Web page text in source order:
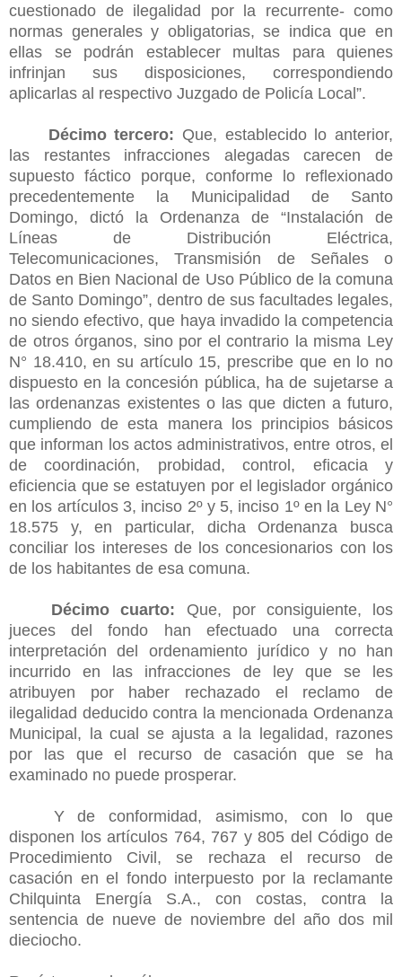
cuestionado de ilegalidad por la recurrente- como
normas generales y obligatorias, se indica que en
ellas se podrán establecer multas para quienes
infrinjan sus disposiciones, correspondiendo
aplicarlas al respectivo Juzgado de Policía Local”.
Décimo tercero: Que, establecido lo anterior,
las restantes infracciones alegadas carecen de
supuesto fáctico porque, conforme lo reflexionado
precedentemente la Municipalidad de Santo
Domingo, dictó la Ordenanza de “Instalación de
Líneas de Distribución Eléctrica,
Telecomunicaciones, Transmisión de Señales o
Datos en Bien Nacional de Uso Público de la comuna
de Santo Domingo”, dentro de sus facultades legales,
no siendo efectivo, que haya invadido la competencia
de otros órganos, sino por el contrario la misma Ley
N° 18.410, en su artículo 15, prescribe que en lo no
dispuesto en la concesión pública, ha de sujetarse a
las ordenanzas existentes o las que dicten a futuro,
cumpliendo de esta manera los principios básicos
que informan los actos administrativos, entre otros, el
de coordinación, probidad, control, eficacia y
eficiencia que se estatuyen por el legislador orgánico
en los artículos 3, inciso 2º y 5, inciso 1º en la Ley N°
18.575 y, en particular, dicha Ordenanza busca
conciliar los intereses de los concesionarios con los
de los habitantes de esa comuna.
Décimo cuarto: Que, por consiguiente, los
jueces del fondo han efectuado una correcta
interpretación del ordenamiento jurídico y no han
incurrido en las infracciones de ley que se les
atribuyen por haber rechazado el reclamo de
ilegalidad deducido contra la mencionada Ordenanza
Municipal, la cual se ajusta a la legalidad, razones
por las que el recurso de casación que se ha
examinado no puede prosperar.
Y de conformidad, asimismo, con lo que
disponen los artículos 764, 767 y 805 del Código de
Procedimiento Civil, se rechaza el recurso de
casación en el fondo interpuesto por la reclamante
Chilquinta Energía S.A., con costas, contra la
sentencia de nueve de noviembre del año dos mil
dieciocho.